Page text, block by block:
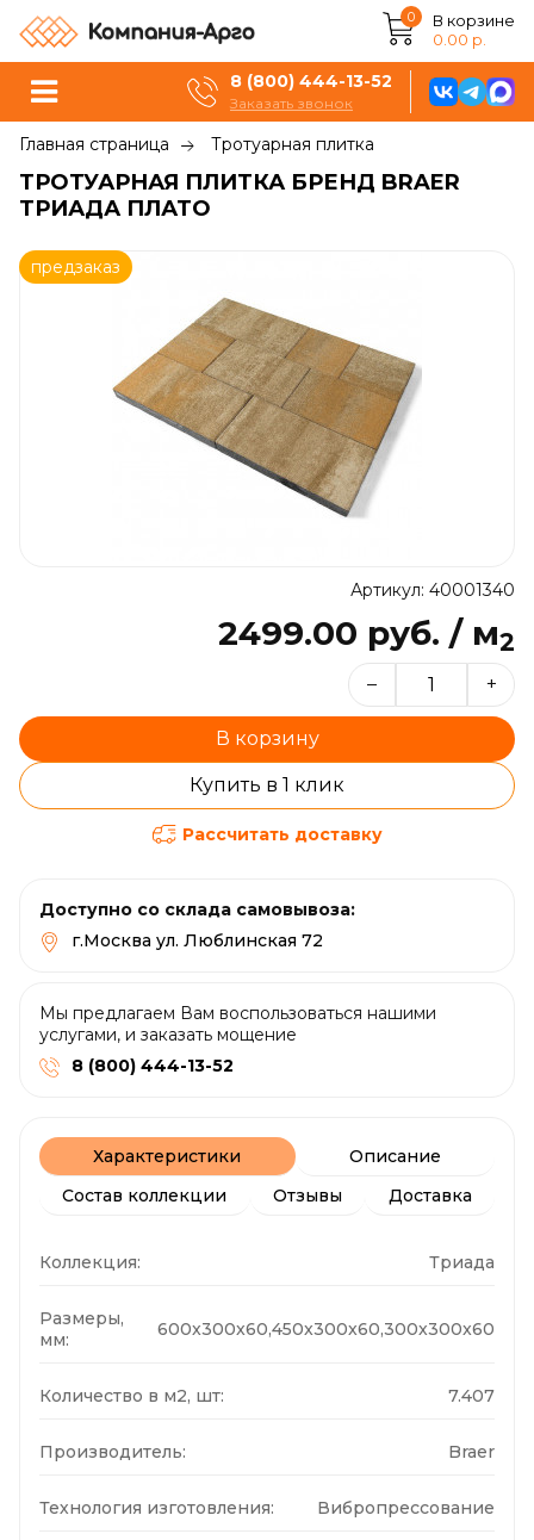
0
В корзине
0.00 р.
8 (800) 444-13-52
Заказать звонок
Главная страница Тротуарная плитка
ТРОТУАРНАЯ ПЛИТКА БРЕНД BRAER
ТРИАДА ПЛАТО
предзаказ
Артикул: 40001340
2499.00 руб. / м2
– +
В корзину
Купить в 1 клик
Рассчитать доставку
Доступно со склада самовывоза:
г.Москва ул. Люблинская 72
Мы предлагаем Вам воспользоваться нашими
услугами, и заказать мощение
8 (800) 444-13-52
Характеристики
Описание
Состав коллекции
Отзывы Доставка
Коллекция: Триада
Размеры,
мм:
600x300x60,450x300x60,300x300x60
Количество в м2, шт: 7.407
Производитель: Braer
Технология изготовления: Вибропрессование